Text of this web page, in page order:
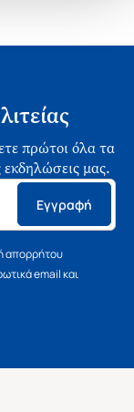
πρώτοι όλα τα
εκδηλώσεις μας.
Εγγραφή
απορρήτου
email και